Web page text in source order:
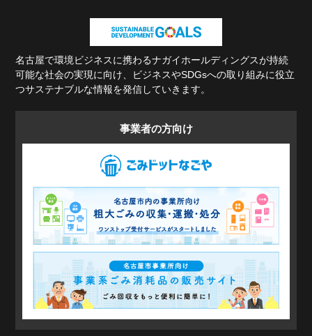
名古屋で環境ビジネスに携わるナガイホールディングスが持続
可能な社会の実現に向け、 ビジネスやSDGsへの取り組みに役立
つサステナブルな情報を発信していきます。
事業者の方向け